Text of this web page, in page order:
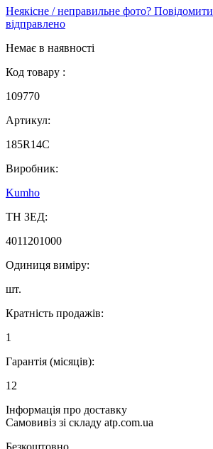
Неякісне / неправильне фото? Повідомити
відправлено
Немає в наявності
Код товару :
109770
Артикул:
185R14C
Виробник:
Kumho
ТН ЗЕД:
4011201000
Одиниця виміру:
шт.
Кратність продажів:
1
Гарантія (місяців):
12
Інформація про доставку
Самовивіз зі складу atp.com.ua